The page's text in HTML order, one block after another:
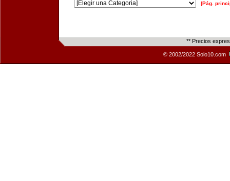
[Pág.
** Precios
© 2002/2022 Solo10.com